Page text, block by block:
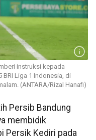
instruksi kepada
Liga 1 Indonesia, di
(ANTARA/Rizal Hanafi)
Persib Bandung
membidik
Persik Kediri pada